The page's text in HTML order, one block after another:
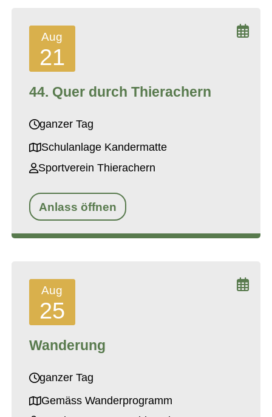
Aug
21
44. Quer durch Thierachern
ganzer Tag
Schulanlage Kandermatte
Sportverein Thierachern
Anlass öffnen
Aug
25
Wanderung
ganzer Tag
Gemäss Wanderprogramm